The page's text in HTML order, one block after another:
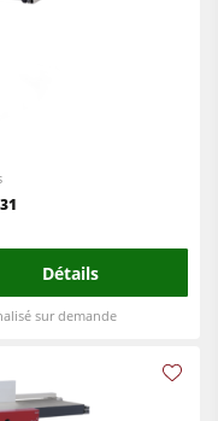
Détails
sur demande